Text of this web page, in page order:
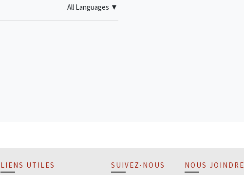
All Languages ▼
LIENS UTILES SUIVEZ-NOUS NOUS JOINDRE